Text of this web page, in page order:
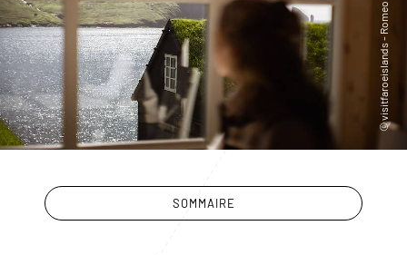
SOMMAIRE